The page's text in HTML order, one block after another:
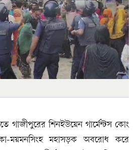
গাজীপুরের শিনইউয়েন গার্মেন্টস কোং
ময়মনসিংহ মহাসড়ক অবরোধ করে